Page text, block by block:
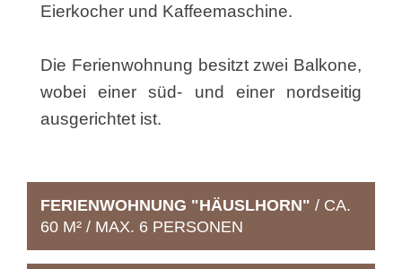
Eierkocher und Kaffeemaschine.
Die Ferienwohnung besitzt zwei Balkone,
wobei einer süd- und einer nordseitig
ausgerichtet ist.
FERIENWOHNUNG "HÄUSLHORN" / CA.
60 M² / MAX. 6 PERSONEN